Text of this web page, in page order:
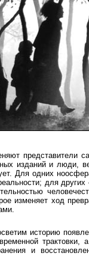
представители
изданий и люди,
Для одних
для
изменяет ход
историю
и